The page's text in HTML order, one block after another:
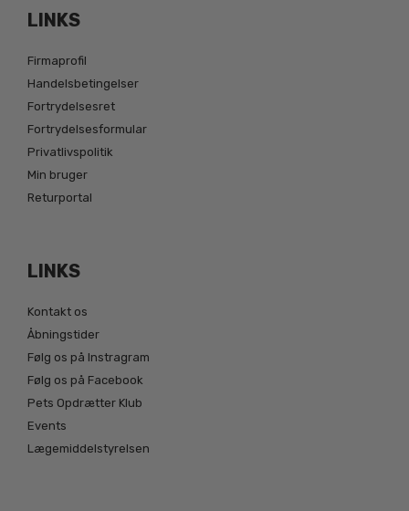
LINKS
Firmaprofil
Handelsbetingelser
Fortrydelsesret
Fortrydelsesformular
Privatlivspolitik
Min bruger
Returportal
LINKS
Kontakt os
Åbningstider
Følg os på Instragram
Følg os på Facebook
Pets Opdrætter Klub
Events
Lægemiddelstyrelsen